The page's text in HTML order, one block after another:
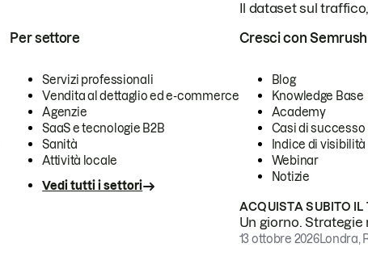
Il dataset sul
Per settore
Servizi professionali
Vendita al dettaglio ed e-commerce
Agenzie
SaaS e tecnologie B2B
Sanità
Attività locale
Vedi tutti i settori
Cresci con Semrush
Blog
Knowledge Base
Academy
Casi di successo
Indice di visibilità
Webinar
Notizie
ACQUISTA SUBITO IL
Un giorno.
13 ottobre 2026Londra,